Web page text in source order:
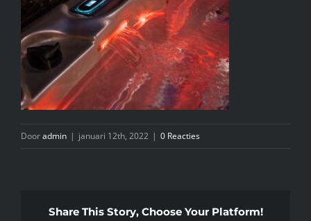
INFO
KIDS SPA PARTY
GIFTCARD
Dooradmin | januari 12th, 2022 | 0 Reacties
Share This Story, Choose Your Platform!